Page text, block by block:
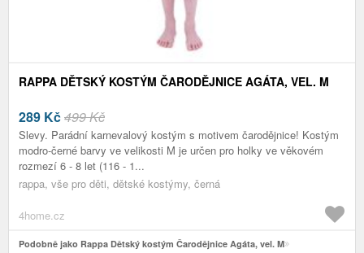
RAPPA DĚTSKÝ KOSTÝM ČARODĚJNICE AGÁTA, VEL. M
289 Kč499 Kč
Slevy. Parádní karnevalový kostým s motivem čarodějnice! Kostým
modro-černé barvy ve velikosti M je určen pro holky ve věkovém
rozmezí 6 - 8 let (116 - 1...
rappa, vše pro děti, dětské kostýmy, černá
4home.cz
Podobně jako Rappa Dětský kostým Čarodějnice Agáta, vel. M